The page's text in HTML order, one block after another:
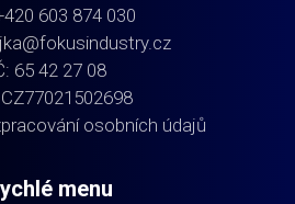
603 874 030
65 42 27 08
osobních údajů
menu